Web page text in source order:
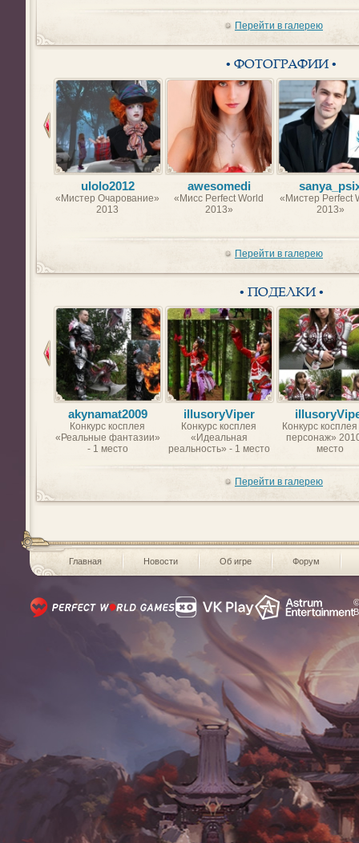
Перейти в галерею
• ФОТОГРАФИИ •
ulolo2012
«Мистер Очарование»
2013
awesomedi
«Мисс Perfect World
2013»
«Мистер Perfect
2013»
Перейти в галерею
• ПОДЕЛКИ •
akynamat2009
Конкурс косплея
«Реальные фантазии»
- 1 место
illusoryViper
Конкурс косплея
«Идеальная
реальность» - 1 место
Конкурс
персонаж»
место
Перейти в галерею
Главная Новости Об игре Форум